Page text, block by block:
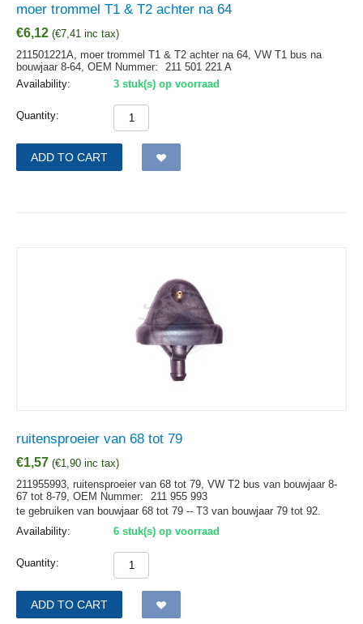
moer trommel T1 & T2 achter na 64
€6,12 (€7,41 inc tax)
211501221A, moer trommel T1 & T2 achter na 64, VW T1 bus na
bouwjaar 8-64, OEM Nummer:
211 501 221 A
Availability:
3 stuk(s) op voorraad
Quantity:
ADD TO CART
ruitensproeier van 68 tot 79
€1,57 (€1,90 inc tax)
211955993, ruitensproeier van 68 tot 79, VW T2 bus van bouwjaar 8-
67 tot 8-79, OEM Nummer:
211 955 993
te gebruiken van bouwjaar 68 tot 79 -- T3 van bouwjaar 79 tot 92.
Availability:
6 stuk(s) op voorraad
Quantity:
ADD TO CART